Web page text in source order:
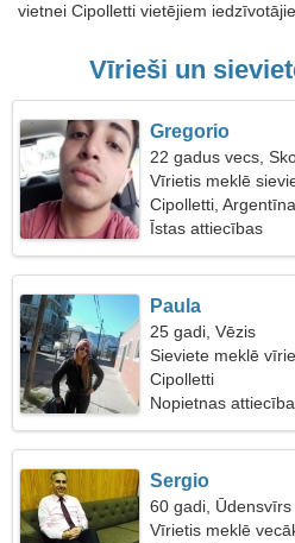
vietnei Cipolletti vietējiem
Vīrieši un
Gregorio
22 gadus vecs,
Vīrietis meklē
Cipolletti, Argentīna
Īstas attiecības
Paula
25 gadi, Vēzis
Sieviete meklē
Cipolletti
Nopietnas
Sergio
60 gadi, Ūdensvīrs
Vīrietis meklē